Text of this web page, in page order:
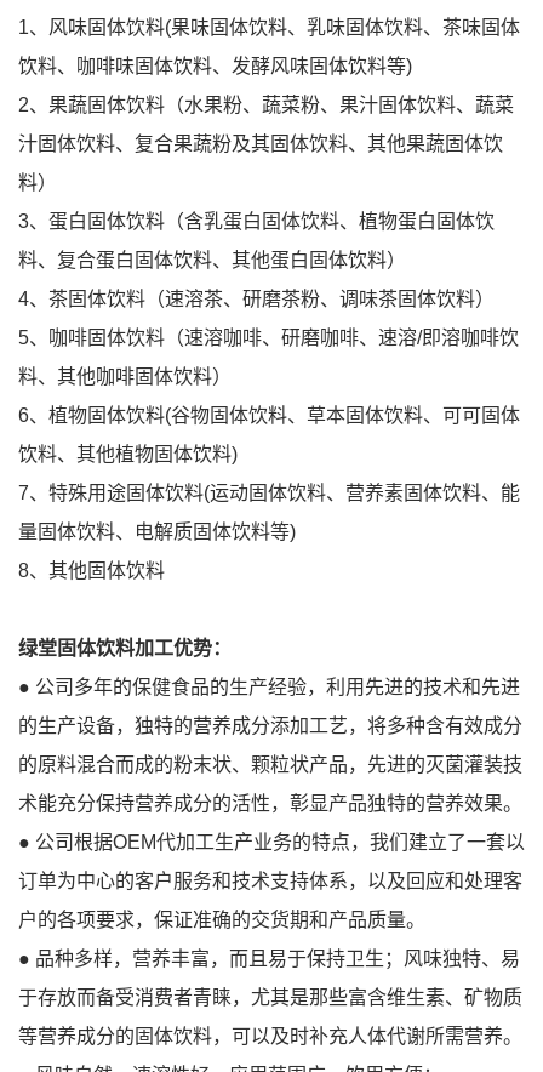
1、风味固体饮料(果味固体饮料、乳味固体饮料、茶味固体
饮料、咖啡味固体饮料、发酵风味固体饮料等)
2、果蔬固体饮料（水果粉、蔬菜粉、果汁固体饮料、蔬菜
汁固体饮料、复合果蔬粉及其固体饮料、其他果蔬固体饮
料）
3、蛋白固体饮料（含乳蛋白固体饮料、植物蛋白固体饮
料、复合蛋白固体饮料、其他蛋白固体饮料）
4、茶固体饮料（速溶茶、研磨茶粉、调味茶固体饮料）
5、咖啡固体饮料（速溶咖啡、研磨咖啡、速溶/即溶咖啡饮
料、其他咖啡固体饮料）
6、植物固体饮料(谷物固体饮料、草本固体饮料、可可固体
饮料、其他植物固体饮料)
7、特殊用途固体饮料(运动固体饮料、营养素固体饮料、能
量固体饮料、电解质固体饮料等)
8、其他固体饮料
绿堂固体饮料加工优势：
● 公司多年的保健食品的生产经验，利用先进的技术和先进
的生产设备，独特的营养成分添加工艺，将多种含有效成分
的原料混合而成的粉末状、颗粒状产品，先进的灭菌灌装技
术能充分保持营养成分的活性，彰显产品独特的营养效果。
● 公司根据OEM代加工生产业务的特点，我们建立了一套以
订单为中心的客户服务和技术支持体系，以及回应和处理客
户的各项要求，保证准确的交货期和产品质量。
● 品种多样，营养丰富，而且易于保持卫生；风味独特、易
于存放而备受消费者青睐，尤其是那些富含维生素、矿物质
等营养成分的固体饮料，可以及时补充人体代谢所需营养。